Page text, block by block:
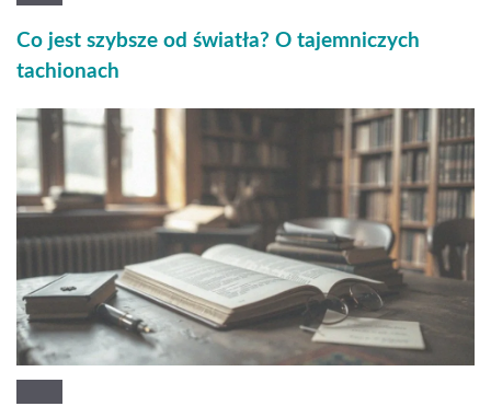
Co jest szybsze od światła? O tajemniczych
tachionach